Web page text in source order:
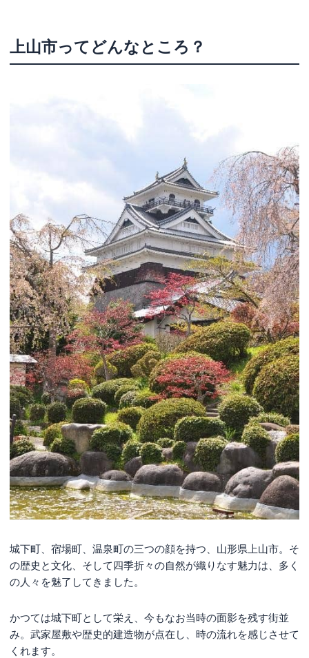
税感謝券15,000円分
多角的な施策で持続可能なまちづくりを推進
上山市ってどんなところ？
城下町、宿場町、温泉町の三つの顔を持つ、山形県上山市。そ
の歴史と文化、そして四季折々の自然が織りなす魅力は、多く
の人々を魅了してきました。
かつては城下町として栄え、今もなお当時の面影を残す街並
み。武家屋敷や歴史的建造物が点在し、時の流れを感じさせて
くれます。